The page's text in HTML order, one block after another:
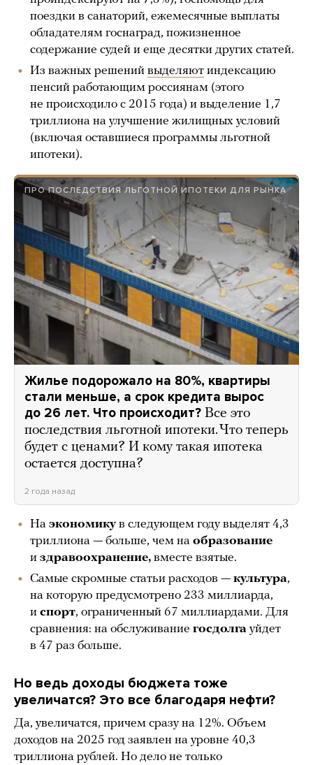
поездки в санаторий, ежемесячные выплаты
обладателям госнаград, пожизненное
содержание судей и еще десятки других статей.
Из важных решений выделяют индексацию
пенсий работающим россиянам (этого
не происходило с 2015 года) и выделение 1,7
триллиона на улучшение жилищных условий
(включая оставшиеся программы льготной
ипотеки).
ПРО ПОСЛЕДСТВИЯ ЛЬГОТНОЙ ИПОТЕКИ ДЛЯ РЫНКА
Жилье подорожало на 80%, квартиры
стали меньше, а срок кредита вырос
до 26 лет. Что происходит? Все это
последствия льготной ипотеки. Что теперь
будет с ценами? И кому такая ипотека
остается доступна?
2 года назад
На экономикув следующем году выделят 4,3
триллиона — больше, чем на образование
и здравоохранение, вместе взятые.
Самые скромные статьи расходов — культура,
на которую предусмотрено 233 миллиарда,
и спорт, ограниченный 67 миллиардами. Для
сравнения: на обслуживание госдолга уйдет
в 47 раз больше.
Но ведь доходы бюджета тоже
увеличатся? Это все благодаря нефти?
Да, увеличатся, причем сразу на 12%. Объем
доходов на 2025 год заявлен на уровне 40,3
триллиона рублей. Но дело не только